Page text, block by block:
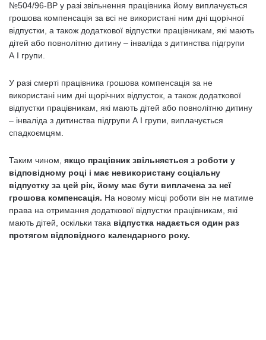
№504/96-ВР у разі звільнення працівника йому виплачується
грошова компенсація за всі не використані ним дні щорічної
відпустки, а також додаткової відпустки працівникам, які мають
дітей або повнолітню дитину – інваліда з дитинства підгрупи
А I групи.
У разі смерті працівника грошова компенсація за не
використані ним дні щорічних відпусток, а також додаткової
відпустки працівникам, які мають дітей або повнолітню дитину
– інваліда з дитинства підгрупи А I групи, виплачується
спадкоємцям.
Таким чином, якщо працівник звільняється з роботи у
відповідному році і має невикористану соціальну
відпустку за цей рік, йому має бути виплачена за неї
грошова компенсація. На новому місці роботи він не матиме
права на отримання додаткової відпустки працівникам, які
мають дітей, оскільки така відпустка надається один раз
протягом відповідного календарного року.